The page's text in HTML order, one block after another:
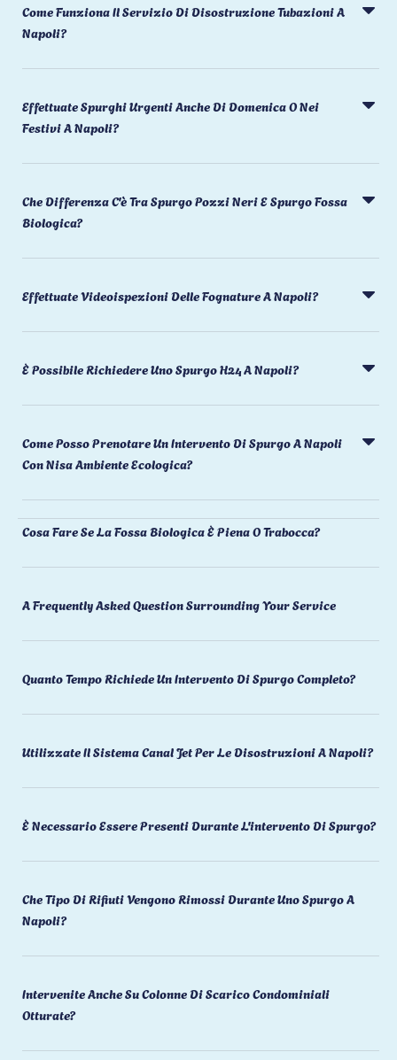
Come Funziona Il Servizio Di Disostruzione Tubazioni A
Napoli?
Effettuate Spurghi Urgenti Anche Di Domenica O Nei
Festivi A Napoli?
Che Differenza C'è Tra Spurgo Pozzi Neri E Spurgo Fossa
Biologica?
Effettuate Videoispezioni Delle Fognature A Napoli?
È Possibile Richiedere Uno Spurgo H24 A Napoli?
Come Posso Prenotare Un Intervento Di Spurgo A Napoli
Con Nisa Ambiente Ecologica?
Cosa Fare Se La Fossa Biologica È Piena O Trabocca?
A Frequently Asked Question Surrounding Your Service
Quanto Tempo Richiede Un Intervento Di Spurgo Completo?
Utilizzate Il Sistema Canal Jet Per Le Disostruzioni A Napoli?
È Necessario Essere Presenti Durante L'intervento Di Spurgo?
Che Tipo Di Rifiuti Vengono Rimossi Durante Uno Spurgo A
Napoli?
Intervenite Anche Su Colonne Di Scarico Condominiali
Otturate?